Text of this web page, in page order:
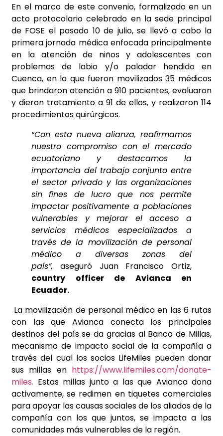
En el marco de este convenio, formalizado en un
acto protocolario celebrado en la sede principal
de FOSE el pasado 10 de julio, se llevó a cabo la
primera jornada médica enfocada principalmente
en la atención de niños y adolescentes con
problemas de labio y/o paladar hendido en
Cuenca, en la que fueron movilizados 35 médicos
que brindaron atención a 910 pacientes, evaluaron
y dieron tratamiento a 91 de ellos, y realizaron 114
procedimientos quirúrgicos.
“Con esta nueva alianza, reafirmamos
nuestro compromiso con el mercado
ecuatoriano y destacamos la
importancia del trabajo conjunto entre
el sector privado y las organizaciones
sin fines de lucro que nos permite
impactar positivamente a poblaciones
vulnerables y mejorar el acceso a
servicios médicos especializados a
través de la movilización de personal
médico a diversas zonas del
país”, aseguró Juan Francisco Ortiz,
country officer de Avianca en
Ecuador.
La movilización de personal médico en las 6 rutas
con las que Avianca conecta los principales
destinos del país se da gracias al Banco de Millas,
mecanismo de impacto social de la compañía a
través del cual los socios LifeMiles pueden donar
sus millas en https://www.lifemiles.com/donate-
miles. Estas millas junto a las que Avianca dona
activamente, se redimen en tiquetes comerciales
para apoyar las causas sociales de los aliados de la
compañía con los que juntos, se impacta a las
comunidades más vulnerables de la región.